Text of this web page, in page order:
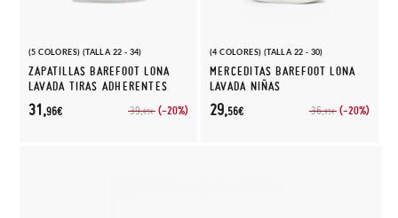
(5 COLORES) (TALLA 22 - 34)
ZAPATILLAS BAREFOOT LONA
LAVADA TIRAS ADHERENTES
39,95€ (-20%)
31,96€
(4 COLORES) (TALLA 22 - 30)
MERCEDITAS BAREFOOT LONA
LAVADA NIÑAS
36,95€ (-20%)
29,56€